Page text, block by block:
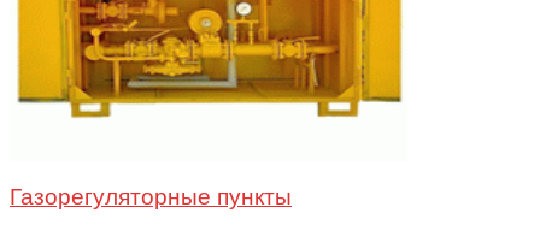
Газорегуляторные пункты